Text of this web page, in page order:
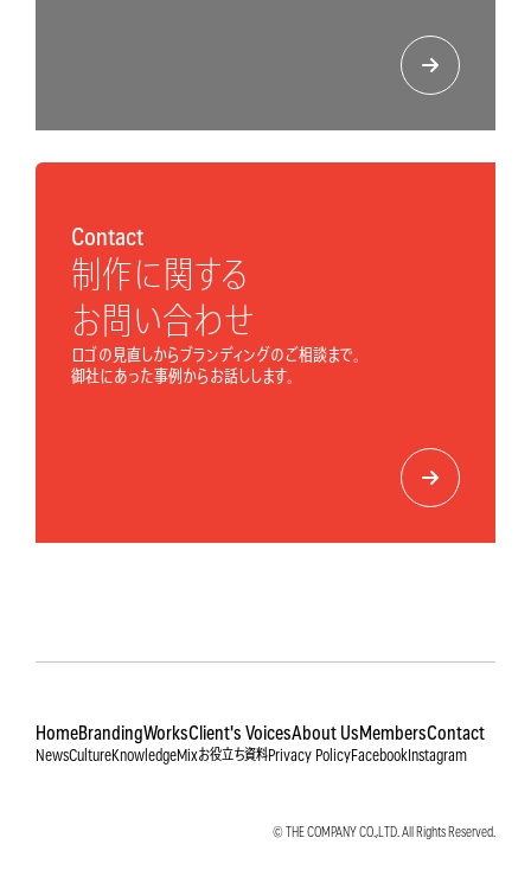
Contact
制作に関する
お問い合わせ
ロゴの見直しからブランディングのご相談まで。
御社にあった事例からお話しします。
HomeBrandingWorksClient's VoicesAbout Us MembersContact
NewsCultureKnowledgeMixお役立ち資料Privacy PolicyFacebook Instagram
© THE COMPANY CO.,LTD. All Rights Reserved.